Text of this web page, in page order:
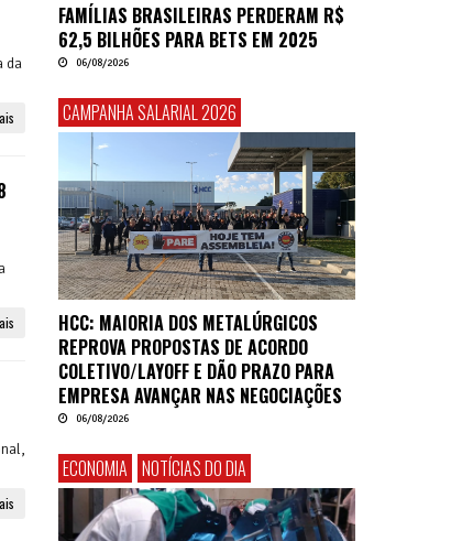
da
FAMÍLIAS BRASILEIRAS PERDERAM R$
62,5 BILHÕES PARA BETS EM 2025
06/08/2026
CAMPANHA SALARIAL 2026
HCC: MAIORIA DOS METALÚRGICOS
REPROVA PROPOSTAS DE ACORDO
COLETIVO/LAYOFF E DÃO PRAZO PARA
EMPRESA AVANÇAR NAS NEGOCIAÇÕES
06/08/2026
ECONOMIA NOTÍCIAS DO DIA